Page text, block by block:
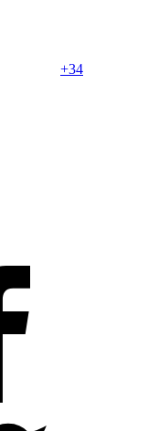
+34